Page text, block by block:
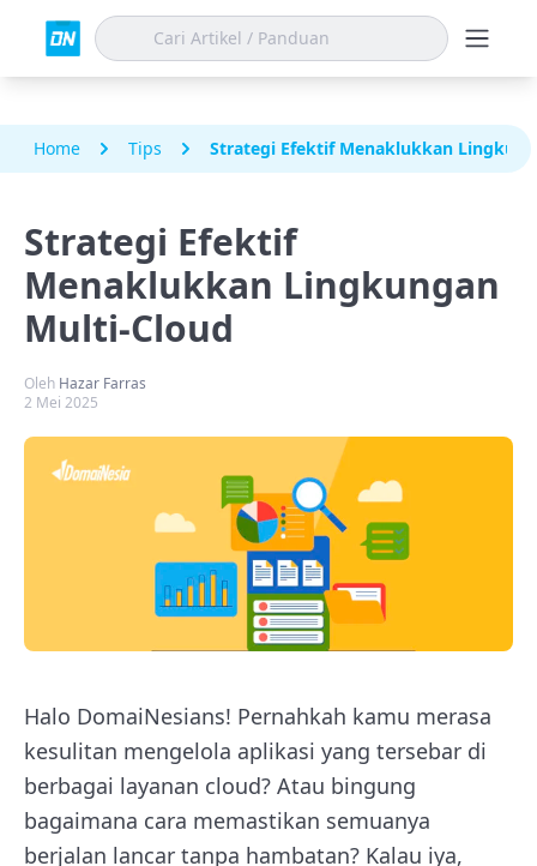
Home Tips Strategi Efektif Menaklukkan
Strategi Efektif
Menaklukkan Lingkungan
Multi-Cloud
Oleh Hazar Farras
2 Mei 2025
Halo DomaiNesians! Pernahkah kamu merasa
kesulitan mengelola aplikasi yang tersebar di
berbagai layanan cloud? Atau bingung
bagaimana cara memastikan semuanya
berjalan lancar tanpa hambatan? Kalau iya,